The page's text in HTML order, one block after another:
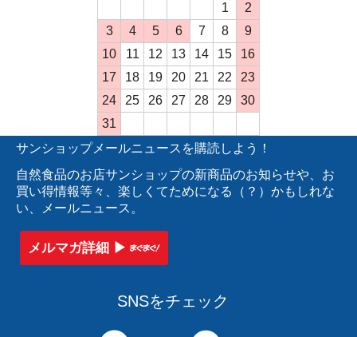
1
2
3
4 5 6 7 8
9
10
11 12 13 14 15
16
17
18 19 20 21 22
23
24
25 26 27 28 29
30
31
サンショップメールニュースを購読しよう！
自然食品のお店サンショップの新商品のお知らせや、お
買い得情報等々、楽しくてためになる（？）かもしれな
い、メールニュース。
メルマガ詳細 ▶︎
SNSをチェック